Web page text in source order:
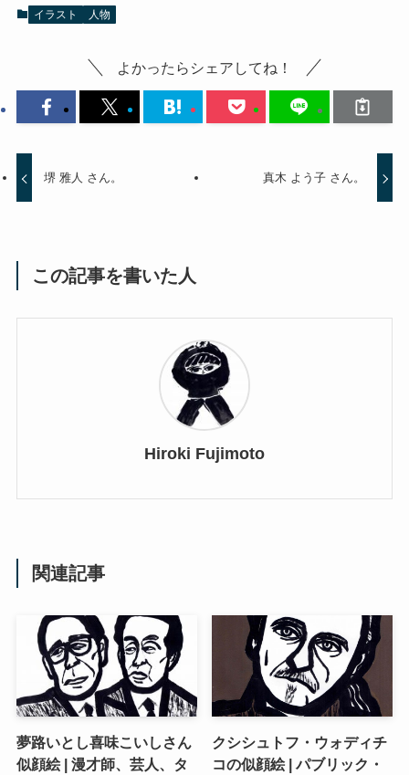
イラスト 人物
よかったらシェアしてね！
堺 雅人 さん。 真木 よう子 さん。
この記事を書いた人
Hiroki Fujimoto
関連記事
夢路いとし喜味こいしさん
似顔絵 | 漫才師、芸人、タ
クシシュトフ・ウォディチ
コの似顔絵 | パブリック・